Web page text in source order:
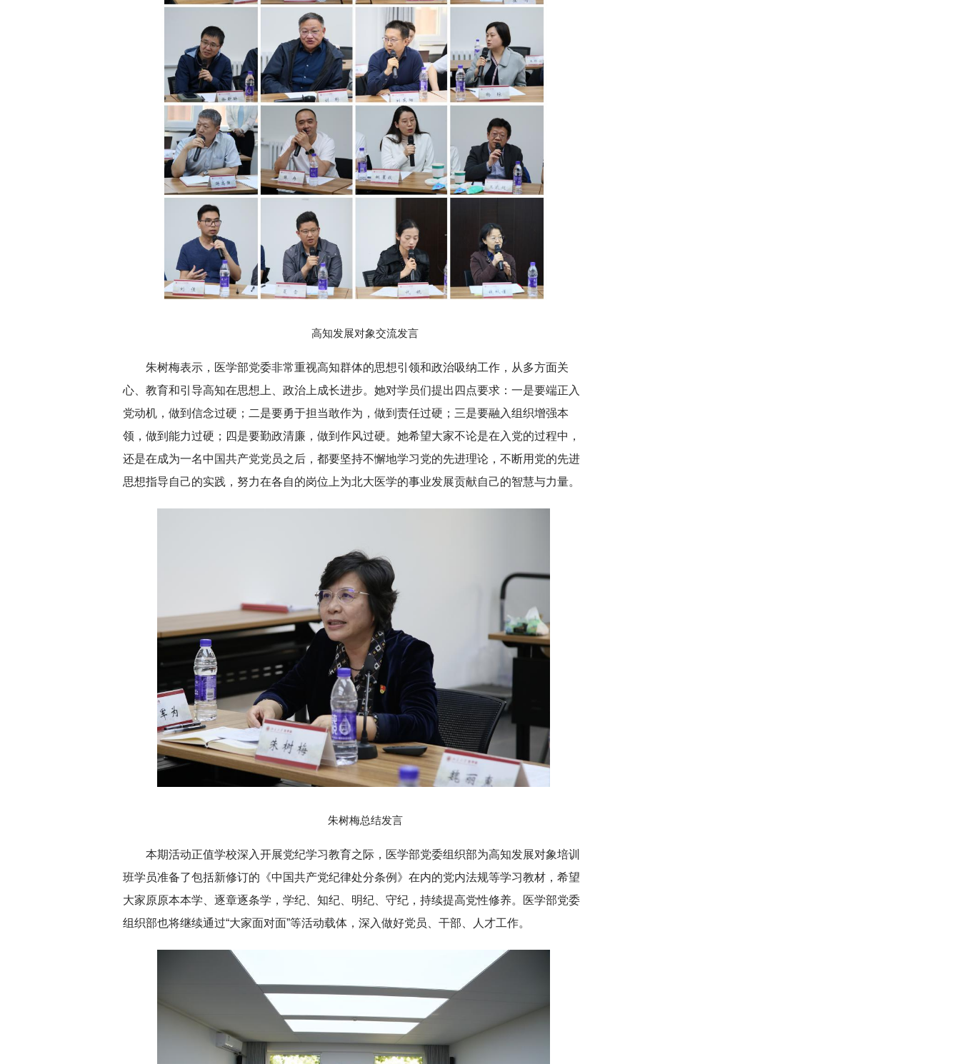
高知发展对象交流发言
朱树梅表示，医学部党委非常重视高知群体的思想引领和政治吸纳工作，从多方面关
心、教育和引导高知在思想上、政治上成长进步。她对学员们提出四点要求：一是要端正入
党动机，做到信念过硬；二是要勇于担当敢作为，做到责任过硬；三是要融入组织增强本
领，做到能力过硬；四是要勤政清廉，做到作风过硬。她希望大家不论是在入党的过程中，
还是在成为一名中国共产党党员之后，都要坚持不懈地学习党的先进理论，不断用党的先进
思想指导自己的实践，努力在各自的岗位上为北大医学的事业发展贡献自己的智慧与力量。
朱树梅总结发言
本期活动正值学校深入开展党纪学习教育之际，医学部党委组织部为高知发展对象培训
班学员准备了包括新修订的《中国共产党纪律处分条例》在内的党内法规等学习教材，希望
大家原原本本学、逐章逐条学，学纪、知纪、明纪、守纪，持续提高党性修养。医学部党委
组织部也将继续通过“大家面对面”等活动载体，深入做好党员、干部、人才工作。